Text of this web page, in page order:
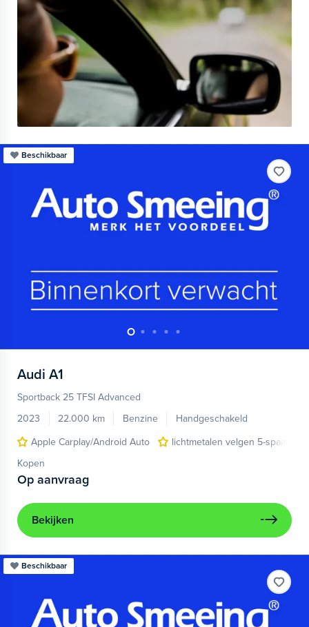
Beschikbaar
Audi A1
Sportback 25 TFSI Advanced
2023
22.000 km Benzine
Handgeschakeld
Apple Carplay/Android Auto
lichtmetalen velgen 5-spaaks
Kopen
Op aanvraag
Bekijken
Beschikbaar